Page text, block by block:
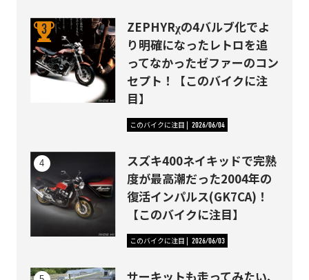
ZEPHYRχの4バルブ化でよ
り明確になったレトロを追
ってなかったゼファーのコン
セプト！【このバイクに注
目】
このバイクに注目 2026/06/04
スズキ400ネイキッドで完熟
度が最高潮だった2004年の
復活インパルス(GK7CA)！
【このバイクに注目】
このバイクに注目 2026/06/03
サーキットも走ってみたい、